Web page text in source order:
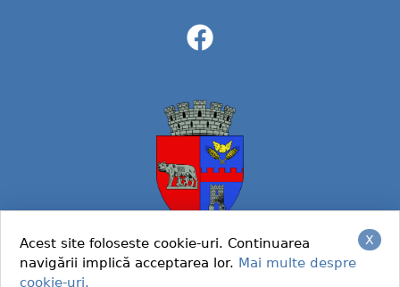
© 2022 Primaria Caracal
X
Acest site foloseste cookie-uri. Continuarea
navigării implică acceptarea lor. Mai multe despre
cookie-uri.